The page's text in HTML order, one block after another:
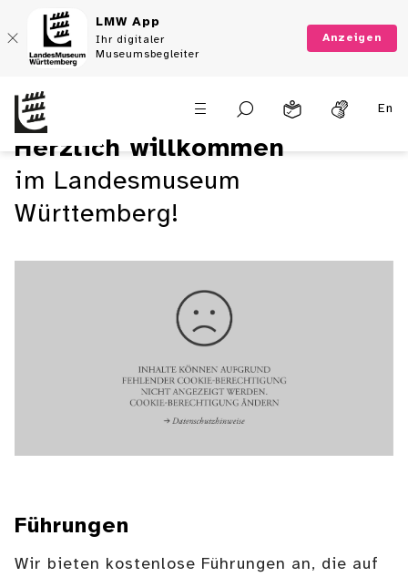
LMW App
Ihr digitaler
Museumsbegleiter
Anzeigen
En
Herzlich willkommen
im Landesmuseum
Württemberg!
Führungen
Wir bieten kostenlose Führungen an, die auf